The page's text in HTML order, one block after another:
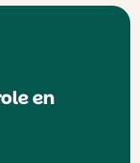
en